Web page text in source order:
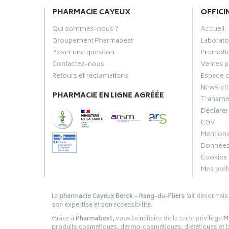
PHARMACIE CAYEUX
Qui sommes-nous ?
Groupement Pharmabest
Poser une question
Contactez-nous
Retours et réclamations
PHARMACIE EN LIGNE AGRÉÉE
Accueil
Ventes
Espace
CGV
Cookies
Mes
Lapharmacie Cayeux Berck – Rang-du-Fliersfait
son expertise et son accessibilité.
Grâce àPharmabest, vous bénéficiez de la carte privilège